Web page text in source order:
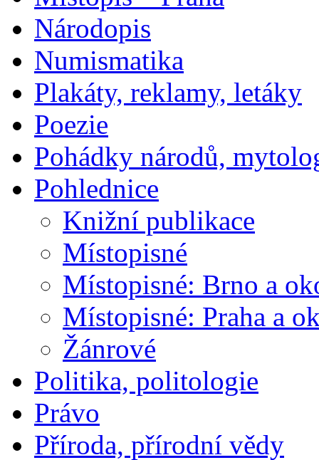
Národopis
Numismatika
Plakáty, reklamy, letáky
Poezie
Pohádky národů,
Pohlednice
Knižní publikace
Místopisné
Místopisné: Brno a
Místopisné: Praha a
Žánrové
Politika, politologie
Právo
Příroda, přírodní vědy